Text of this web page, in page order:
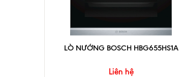
LÒ NƯỚNG BOSCH HBG655HS1A
Liên hệ